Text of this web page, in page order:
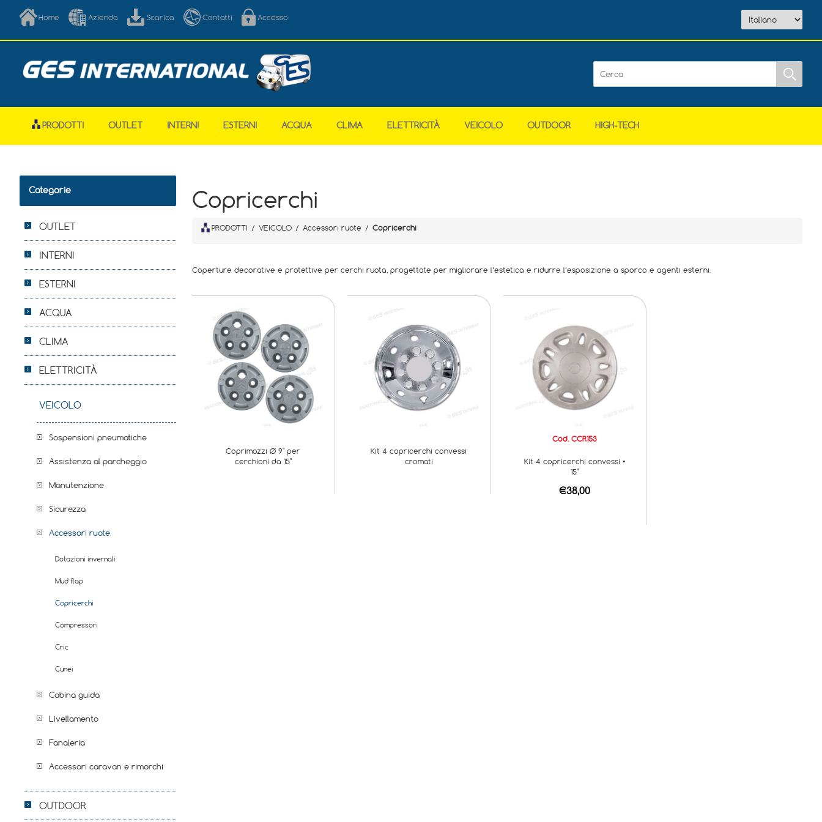
Home Azienda Scarica Contatti Accesso
PRODOTTI OUTLET INTERNI ESTERNI ACQUA CLIMA ELETTRICITÀ VEICOLO OUTDOOR HIGH-TECH
Copricerchi
PRODOTTI / VEICOLO / Accessori ruote / Copricerchi
Coperture decorative e protettive per cerchi ruota, progettate per migliorare l’estetica e ridurre l’esposizione a sporco e agenti esterni.
Coprimozzi Ø 9" per
cerchioni da 15"
Kit 4 copricerchi convessi
cromati
Cod. CCR153
Kit 4 copricerchi convessi •
15"
€38,00
Categorie
OUTLET
INTERNI
ESTERNI
ACQUA
CLIMA
ELETTRICITÀ
VEICOLO
Sospensioni pneumatiche
Assistenza al parcheggio
Manutenzione
Sicurezza
Accessori ruote
Dotazioni invernali
Mud flap
Copricerchi
Compressori
Cric
Cunei
Cabina guida
Livellamento
Fanaleria
Accessori caravan e rimorchi
OUTDOOR